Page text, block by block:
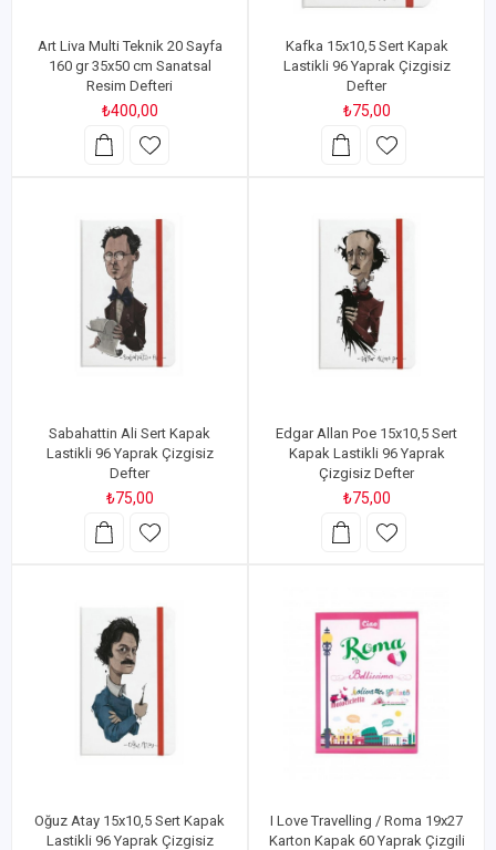
Art Liva Multi Teknik 20 Sayfa
160 gr 35x50 cm Sanatsal
Resim Defteri
₺400,00
Kafka 15x10,5 Sert Kapak
Lastikli 96 Yaprak Çizgisiz
Defter
₺75,00
Sabahattin Ali Sert Kapak
Lastikli 96 Yaprak Çizgisiz
Defter
₺75,00
Edgar Allan Poe 15x10,5 Sert
Kapak Lastikli 96 Yaprak
Çizgisiz Defter
₺75,00
Oğuz Atay 15x10,5 Sert Kapak
Lastikli 96 Yaprak Çizgisiz
I Love Travelling / Roma 19x27
Karton Kapak 60 Yaprak Çizgili